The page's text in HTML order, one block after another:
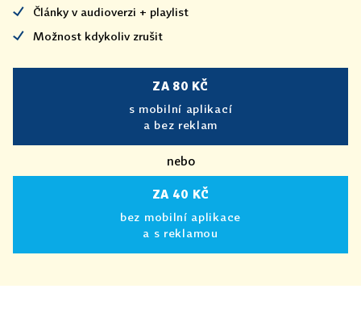
Články v audioverzi + playlist
Možnost kdykoliv zrušit
ZA 80 KČ
s mobilní aplikací
a bez reklam
nebo
ZA 40 KČ
bez mobilní aplikace
a s reklamou